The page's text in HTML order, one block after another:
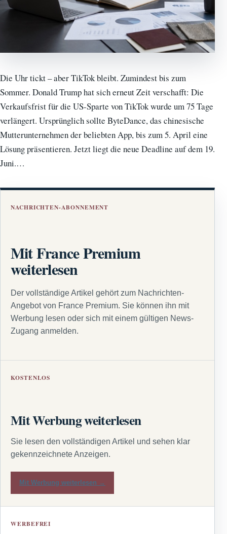
Die Uhr tickt – aber TikTok bleibt. Zumindest bis zum
Sommer. Donald Trump hat sich erneut Zeit verschafft: Die
Verkaufsfrist für die US-Sparte von TikTok wurde um 75 Tage
verlängert. Ursprünglich sollte ByteDance, das chinesische
Mutterunternehmen der beliebten App, bis zum 5. April eine
Lösung präsentieren. Jetzt liegt die neue Deadline auf dem 19.
Juni.…
NACHRICHTEN-ABONNEMENT
Mit France Premium
weiterlesen
Der vollständige Artikel gehört zum Nachrichten-
Angebot von France Premium. Sie können ihn mit
Werbung lesen oder sich mit einem gültigen News-
Zugang anmelden.
KOSTENLOS
Mit Werbung weiterlesen
Sie lesen den vollständigen Artikel und sehen klar
gekennzeichnete Anzeigen.
Mit Werbung weiterlesen →
WERBEFREI